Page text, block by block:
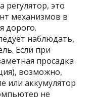
регулятор, это
механизмов в
дорого.
наблюдать,
Если при
просадка
возможно,
или аккумулятор
не